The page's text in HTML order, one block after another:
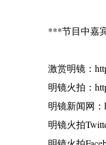
***节目中嘉
激赏明镜：
明镜火拍：
明镜新闻网：
明镜火拍